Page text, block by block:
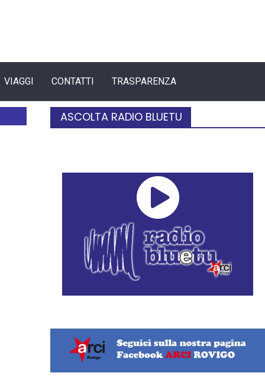
VIAGGI CONTATTI TRASPARENZA
ASCOLTA RADIO BLUETU